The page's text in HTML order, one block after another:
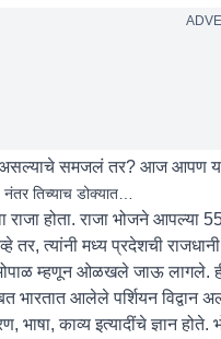
असल्याचे समजलं तर? आज आपण
तिच्याच डोक्यात…
राजा होता. राजा भोजने
तर, त्यांनी मध्य प्रदेशची
म्हणून ओळखले जाऊ
भारतात आलेले पर्शियन
भाषा, काव्य इत्यादींचे